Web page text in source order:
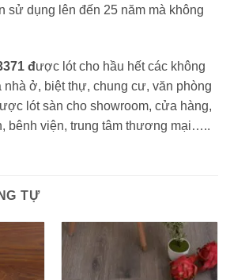
sử dụng lên đến 25 năm mà không
được lót cho hầu hết các không
ở, biệt thự, chung cư, văn phòng
lót sàn cho showroom, cửa hàng,
bênh viện, trung tâm thương mại…..
TỰ